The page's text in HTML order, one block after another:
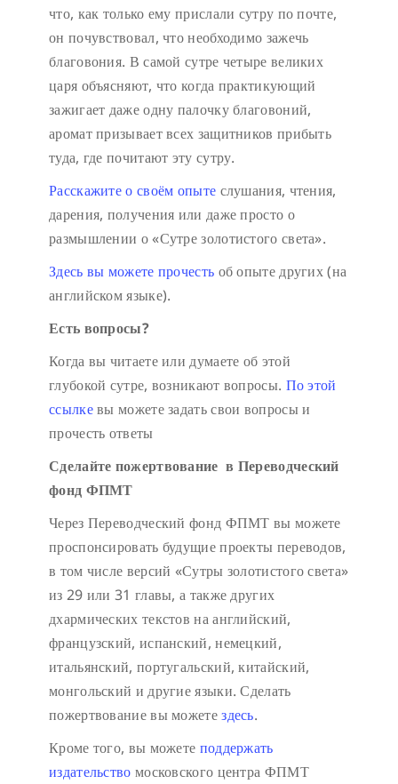
что, как только ему прислали сутру по почте,
он почувствовал, что необходимо зажечь
благовония. В самой сутре четыре великих
царя объясняют, что когда практикующий
зажигает даже одну палочку благовоний,
аромат призывает всех защитников прибыть
туда, где почитают эту сутру.
Расскажите о своём опыте слушания, чтения,
дарения, получения или даже просто о
размышлении о «Сутре золотистого света».
Здесь вы можете прочесть об опыте других (на
английском языке).
Есть вопросы?
Когда вы читаете или думаете об этой
глубокой сутре, возникают вопросы. По этой
ссылкевы можете задать свои вопросы и
прочесть ответы
Сделайте пожертвование в Переводческий
фонд ФПМТ
Через Переводческий фонд ФПМТ вы можете
проспонсировать будущие проекты переводов,
в том числе версий «Сутры золотистого света»
из 29 или 31 главы, а также других
дхармических текстов на английский,
французский, испанский, немецкий,
итальянский, португальский, китайский,
монгольский и другие языки. Сделать
пожертвование вы можетездесь.
Кроме того, вы можете поддержать
издательство московского центра ФПМТ